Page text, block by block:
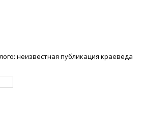
неизвестная публикация краеведа